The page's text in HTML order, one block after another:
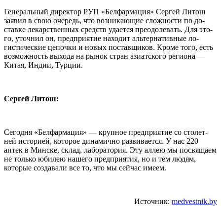
Генеральный директор РУП «Белфармация» Сергей Литош
заявил в свою очередь, что воз­никающие сложности по до­
ставке лекарственных средств удается преодолевать. Для это­
го, уточнил он, предприятие находит альтернативные ло­
гистические цепочки и новых поставщиков. Кроме того, есть
возможность выхода на рынок стран азиатского региона —
Ки­тая, Индии, Турции.
Сергей Литош:
Сегодня «Белфармация» — крупное предприятие со столет­
ней историей, которое динамич­но развивается. У нас 220
аптек в Минске, склад, лаборатория. Эту аллею мы посвящаем
не только юбилею нашего предприятия, но и тем людям,
которые создавали все то, что мы сейчас имеем.
Источник: medvestnik.by